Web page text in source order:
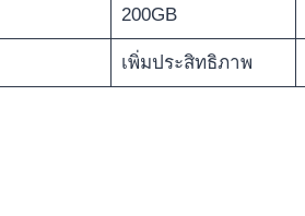
200GB
เพิ่มประสิทธิภาพ